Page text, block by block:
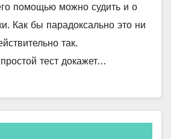
помощью можно судить и о
Как бы парадоксально это ни
так.
тест докажет…